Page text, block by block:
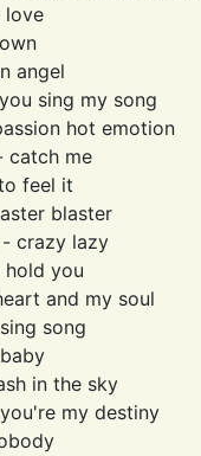
love
angel
sing my song
hot emotion
catch me
feel it
blaster
crazy lazy
hold you
and my soul
song
in the sky
my destiny